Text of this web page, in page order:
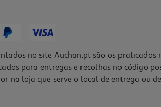
no site Auchan.pt são os
para entregas e recolhas no código
na loja que serve o local de entrega ou